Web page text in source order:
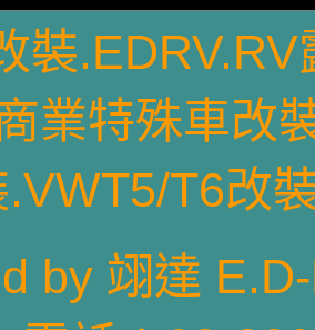
頂旗艦型5星級露
裝
業特殊車改
.VWT5/T6改
by 翊達